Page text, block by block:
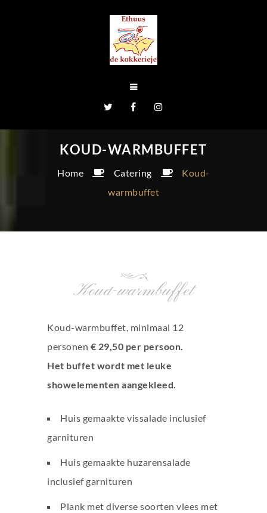
KOUD-WARMBUFFET
Home Catering
Koud-
warmbuffet
Koud-warmbuffet
Koud-warmbuffet, minimaal 12
personen € 29,50 per persoon.
Het buffet wordt met leuke
showelementen aangekleed.
Huis gemaakte vissalade inclusief
garnituren
Huis gemaakte huzarensalade
inclusief garnituren
Plank met diverse soorten vlees met